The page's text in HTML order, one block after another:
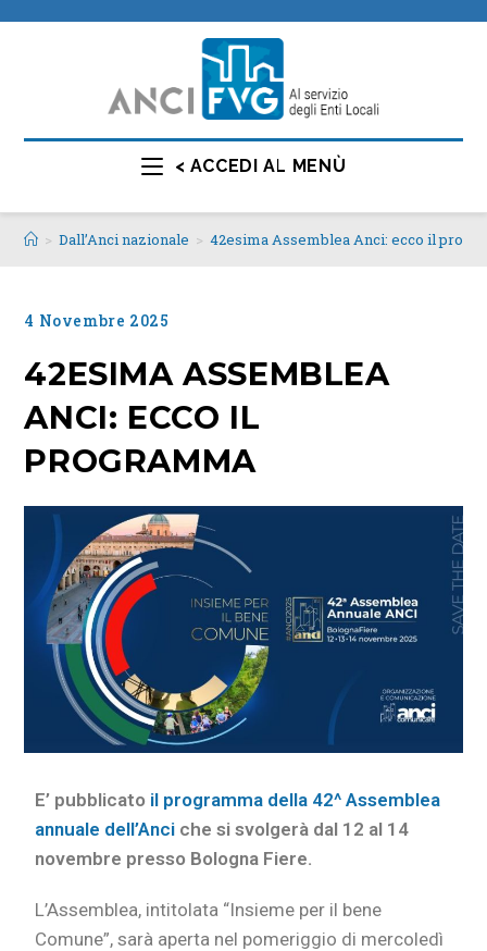
< ACCEDI AL MENÙ
> Dall’Anci nazionale > 42esima Assemblea Anci: ecco il
4 Novembre 2025
42ESIMA ASSEMBLEA
ANCI: ECCO IL
PROGRAMMA
E’ pubblicato il programma della 42^ Assemblea
annuale dell’Anci che si svolgerà dal 12 al 14
novembre presso Bologna Fiere.
L’Assemblea, intitolata “Insieme per il bene
Comune”, sarà aperta nel pomeriggio di mercoledì